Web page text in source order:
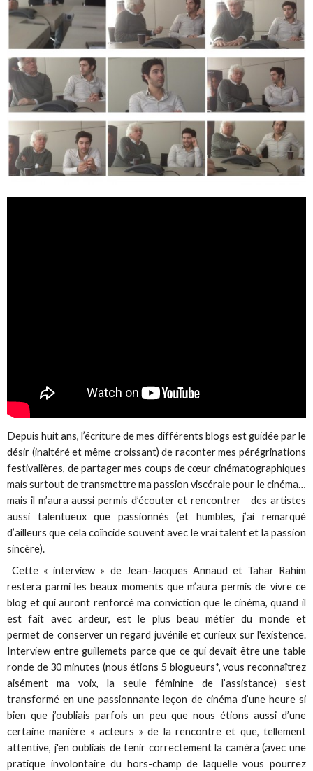
Depuis huit ans, l’écriture de mes différents blogs est guidée par le
désir (inaltéré et même croissant) de raconter mes pérégrinations
festivalières, de partager mes coups de cœur cinématographiques
mais surtout de transmettre ma passion viscérale pour le cinéma…
mais il m’aura aussi permis d’écouter et rencontrer des artistes
aussi talentueux que passionnés (et humbles, j’ai remarqué
d’ailleurs que cela coïncide souvent avec le vrai talent et la passion
sincère).
Cette « interview » de Jean-Jacques Annaud et Tahar Rahim
restera parmi les beaux moments que m’aura permis de vivre ce
blog et qui auront renforcé ma conviction que le cinéma, quand il
est fait avec ardeur, est le plus beau métier du monde et
permet de conserver un regard juvénile et curieux sur l'existence.
Interview entre guillemets parce que ce qui devait être une table
ronde de 30 minutes (nous étions 5 blogueurs*, vous reconnaîtrez
aisément ma voix, la seule féminine de l’assistance) s’est
transformé en une passionnante leçon de cinéma d’une heure si
bien que j’oubliais parfois un peu que nous étions aussi d’une
certaine manière « acteurs » de la rencontre et que, tellement
attentive, j'en oubliais de tenir correctement la caméra (avec une
pratique involontaire du hors-champ de laquelle vous pourrez